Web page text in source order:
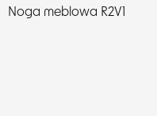
Noga meblowa R2V1